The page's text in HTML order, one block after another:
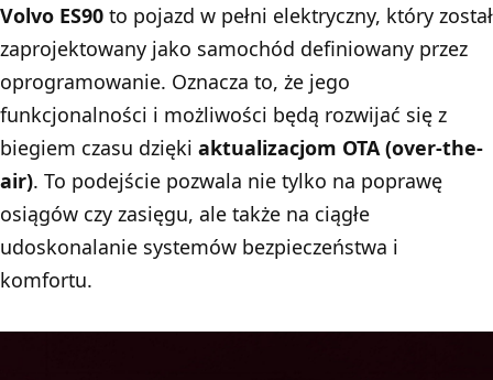
Volvo ES90 to pojazd w pełni elektryczny, który został
zaprojektowany jako samochód definiowany przez
oprogramowanie. Oznacza to, że jego
funkcjonalności i możliwości będą rozwijać się z
biegiem czasu dzięki aktualizacjom OTA (over-the-
air). To podejście pozwala nie tylko na poprawę
osiągów czy zasięgu, ale także na ciągłe
udoskonalanie systemów bezpieczeństwa i
komfortu.